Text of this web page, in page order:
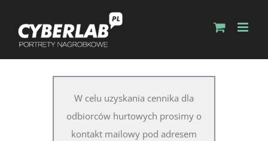
W celu uzyskania cennika dla
odbiorców hurtowych prosimy o
kontakt mailowy pod adresem